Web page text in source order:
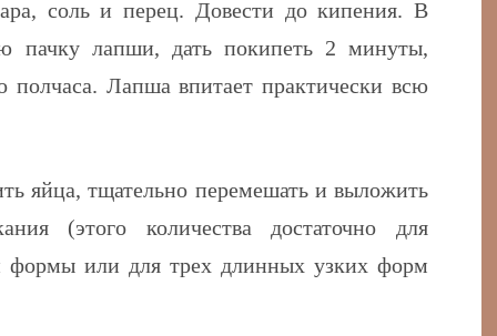
соль и перец. Довести до кипения. В
пачку лапши, дать покипеть 2 минуты,
полчаса. Лапша впитает практически всю
яйца, тщательно перемешать и выложить
(этого количества достаточно для
формы или для трех длинных узких форм